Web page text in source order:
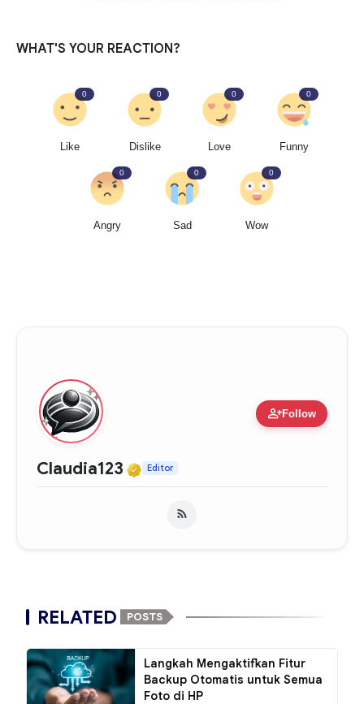
WHAT'S YOUR REACTION?
Like
0
Dislike
0
Love
0
Funny
0
Angry
0
Sad
0
Wow
0
person_addFollow
Claudia123 Verified Media or
Editor
RELATED POSTS
Langkah Mengaktifkan Fitur
Backup Otomatis untuk Semua
Foto di HP